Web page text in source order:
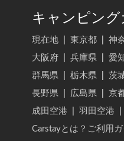
キャンピング
現在地 東京都 神
大阪府
兵庫県 愛
群馬県
栃木県 茨
長野県
広島県 京
成田空港
羽田空港
Carstayとは？ご利用ガ